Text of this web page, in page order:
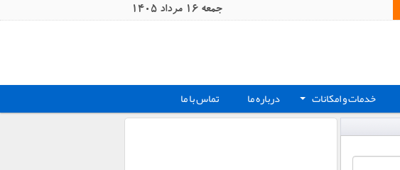
جمعه 16 مرداد 1405
+ خدمات و امکانات درباره ما تماس با ما